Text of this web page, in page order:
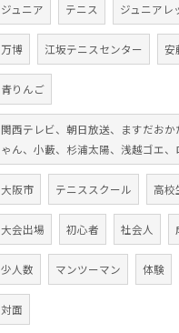
ジュニア テニス ジュニアレ
万博 江坂テニスセンター 安
青りんご
関西テレビ、朝日放送、ますだおか
ゃん、小藪、杉浦太陽、浅越ゴエ、
大阪市 テニススクール 高校
大会出場 初心者 社会人
少人数 マンツーマン 体験
対面